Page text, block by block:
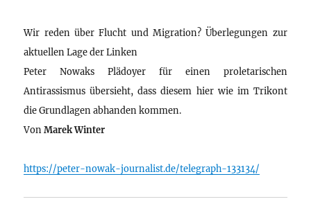
Wir reden über Flucht und Migration? Überlegungen zur
aktuellen Lage der Linken
Peter Nowaks Plädoyer für einen proletarischen
Antirassismus übersieht, dass diesem hier wie im Trikont
die Grundlagen abhanden kommen.
VonMarek Winter
https://peter-nowak-journalist.de/telegraph-133134/